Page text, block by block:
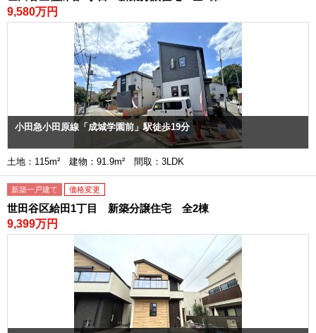
9,580万円
小田急小田原線「成城学園前」駅徒歩19分
土地：115m² 建物：91.9m² 間取：3LDK
新築一戸建て 価格変更
世田谷区給田1丁目 新築分譲住宅 全2棟
9,399万円